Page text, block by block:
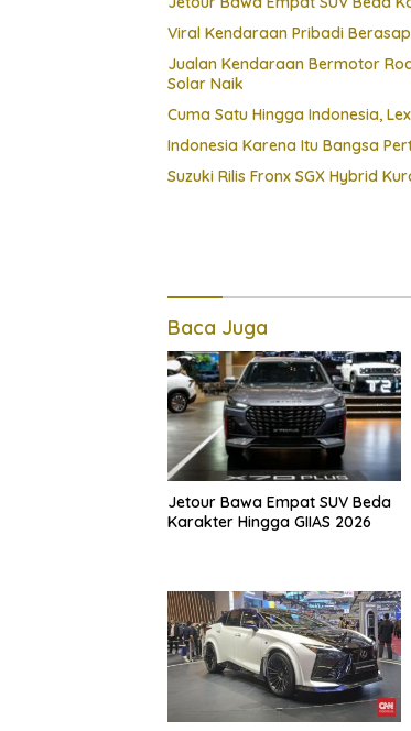
Viral Kendaraan Pribadi
Jualan Kendaraan Bermotor
Solar Naik
Cuma Satu Hingga Indonesia,
Indonesia Karena Itu Bangsa
Suzuki Rilis Fronx SGX Hybrid
Baca Juga
Jetour Bawa Empat SUV Beda
Karakter Hingga GIIAS 2026